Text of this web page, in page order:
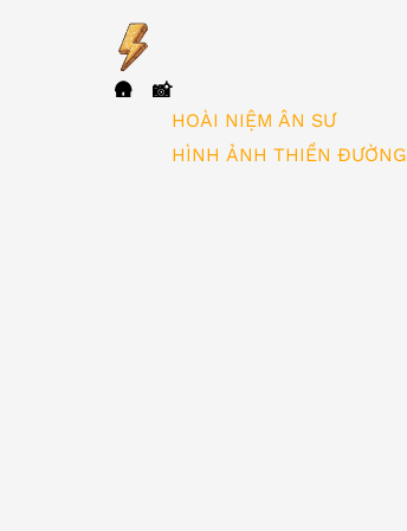
🛖
📸
HOÀI NIỆM ÂN SƯ
HÌNH ẢNH THIỀN ĐƯỜNG